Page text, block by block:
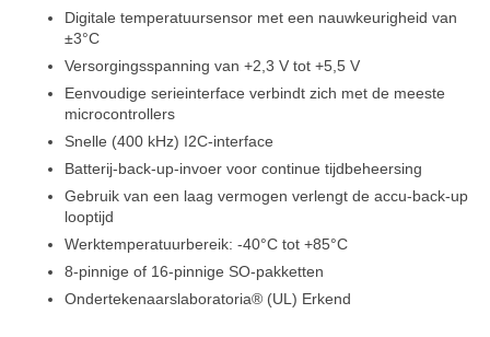
Video's
Over ons
Fabriekstocht
Digitale temperatuursensor met een nauwkeurigheid van
±3°C
Versorgingsspanning van +2,3 V tot +5,5 V
Eenvoudige serieinterface verbindt zich met de meeste
microcontrollers
Snelle (400 kHz) I2C-interface
Batterij-back-up-invoer voor continue tijdbeheersing
Gebruik van een laag vermogen verlengt de accu-back-up
looptijd
Werktemperatuurbereik: -40°C tot +85°C
8-pinnige of 16-pinnige SO-pakketten
Ondertekenaarslaboratoria® (UL) Erkend